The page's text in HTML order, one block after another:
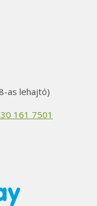
as lehajtó)
161 7501